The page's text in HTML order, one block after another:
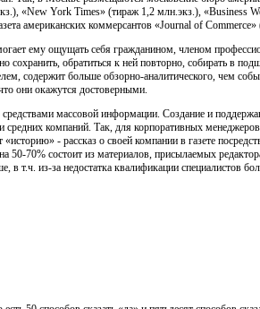
«New York Times» (тираж 1,2 млн.экз.), «Business
американских коммерсантов «Journal of
ему ощущать себя гражданином, членом
обратиться к ней повторно, собирать в
содержит больше обзорно-аналитического, чем
они окажутся достоверными.
массовой информации. Создание и
средних компаний. Так, для корпоративных
- рассказ о своей компании в газете
50-70% состоит из материалов, присылаемых
в т.ч. из-за недостатка квалификации специалистов